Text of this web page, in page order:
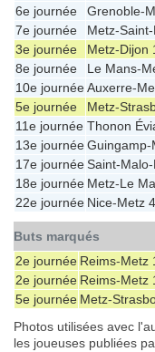
6e journée
Grenoble-
7e journée
Metz-
3e journée
Metz-Dijon
8e journée
Le Mans-
10e journéeAuxerre-
5e journée
Metz-
11e journée Thonon
13e journéeGuingamp-
17e journéeSaint-Malo-
18e journée Metz-Le
22e journée Nice-Metz
Buts marqués
2e journée Reims-Metz
2e journée Reims-Metz
5e journée Metz-
Photos utilisées avec
les joueuses publiées